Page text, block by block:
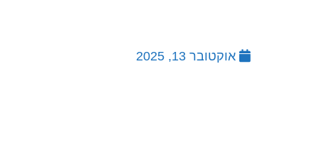
אוקטובר 13, 2025